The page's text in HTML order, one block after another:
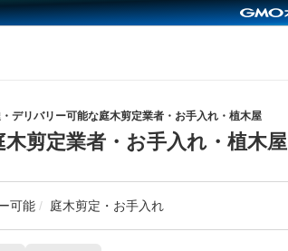
デリバリー可能な庭木剪定業者・お手入れ・植木屋
剪定業者・お手入れ・植木屋
可能 庭木剪定・お手入れ